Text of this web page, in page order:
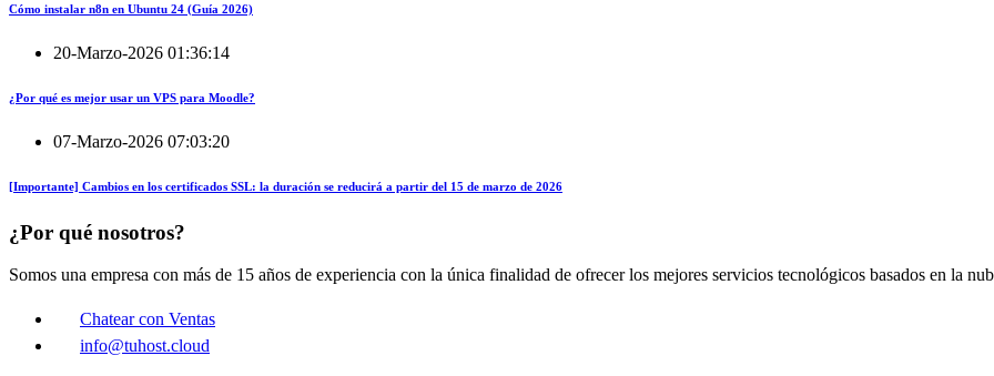
Cómo instalar n8n en Ubuntu 24 (Guía 2026)
20-Marzo-2026 01:36:14
¿Por qué es mejor usar un VPS para Moodle?
07-Marzo-2026 07:03:20
[Importante] Cambios en los certificados SSL: la duración se reducirá a partir del 15 de marzo de 2026
¿Por qué nosotros?
Somos una empresa con más de 15 años de experiencia con la única finalidad de ofrecer los mejores servicios tecnológicos basados en la
Chatear con Ventas
info@tuhost.cloud